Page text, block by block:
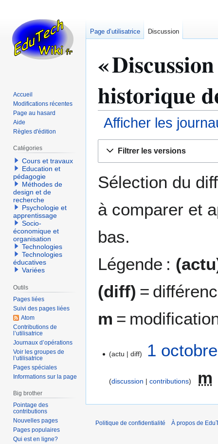
«
historique
Afficher les
navigation
recherche
Filtrer les versions
Sélection du
à comparer et
bas.
Légende :
(diff) =
m =
actu diff 1
discussion contributions m
Page d’utilisatrice Discussion
Accueil
Modifications récentes
Page au hasard
Aide
Règles d'édition
Catégories
Cours et travaux
Education et
pédagogie
Méthodes de
design et de
recherche
Psychologie et
apprentissage
Socio-
économique et
organisation
Technologies
Technologies
éducatives
Variées
Outils
Pages liées
Suivi des pages liées
Atom
Contributions de
l’utilisatrice
Journaux d’opérations
Voir les groupes de
l’utilisatrice
Pages spéciales
Informations sur la page
Big brother
Pointage des
contributions
Nouvelles pages
Pages populaires
Qui est en ligne?
Politique de confidentialité À propos de